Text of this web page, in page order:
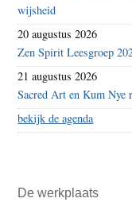
wijsheid
20 augustus 2026
Zen Spirit Leesgroep
21 augustus 2026
Sacred Art en Kum Nye
bekijk de agenda
De werkplaats